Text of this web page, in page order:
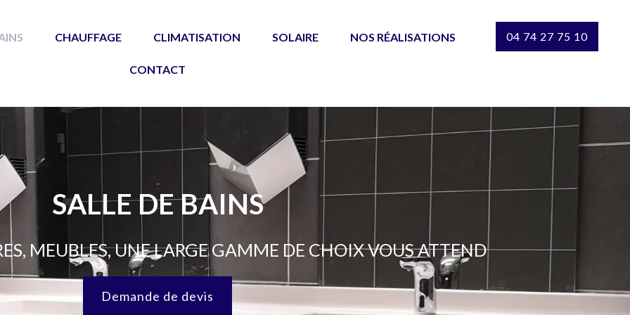
CHAUFFAGE CLIMATISATION SOLAIRE NOS RÉALISATIONS
CONTACT
04 74 27 75 10
SALLE DE BAINS
MEUBLES, UNE LARGE GAMME DE CHOIX VOUS ATTEND
Demande de devis